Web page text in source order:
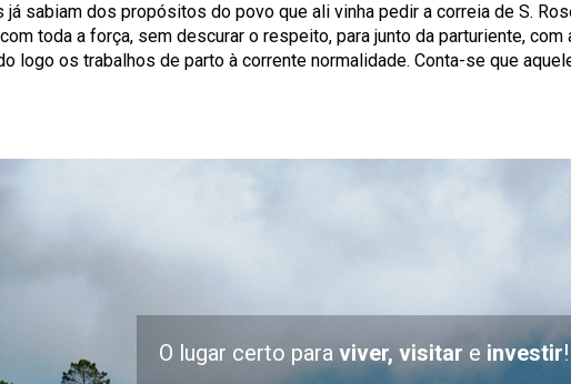
sabiam dos propósitos do povo que ali vinha pedir a correia de S.
toda a força, sem descurar o respeito, para junto da parturiente,
logo os trabalhos de parto à corrente normalidade. Conta-se que
O lugar certo para viver, visitar e investir!